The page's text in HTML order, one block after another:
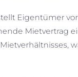
Eigentümer
Mietvertrag